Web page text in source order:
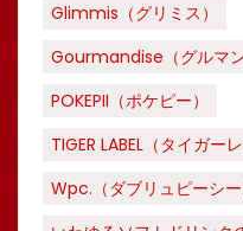
Glimmis（グリミス）
Gourmandise（グルマン
POKEPII（ポケピー）
TIGER LABEL（タイガー
Wpc.（ダブリュピーシー